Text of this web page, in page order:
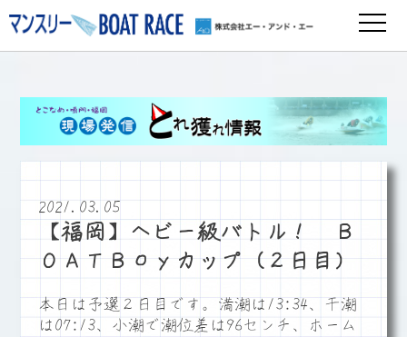
2021.03.05
【福岡】ヘビー級バトル！ Ｂ
ＯＡＴＢｏｙカップ（２日目）
本日は予選２日目です。満潮は13:34、干潮
は07:13、小潮で潮位差は96センチ、ホーム